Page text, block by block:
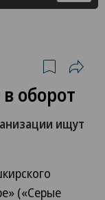
оборот
ищут
(«Серые